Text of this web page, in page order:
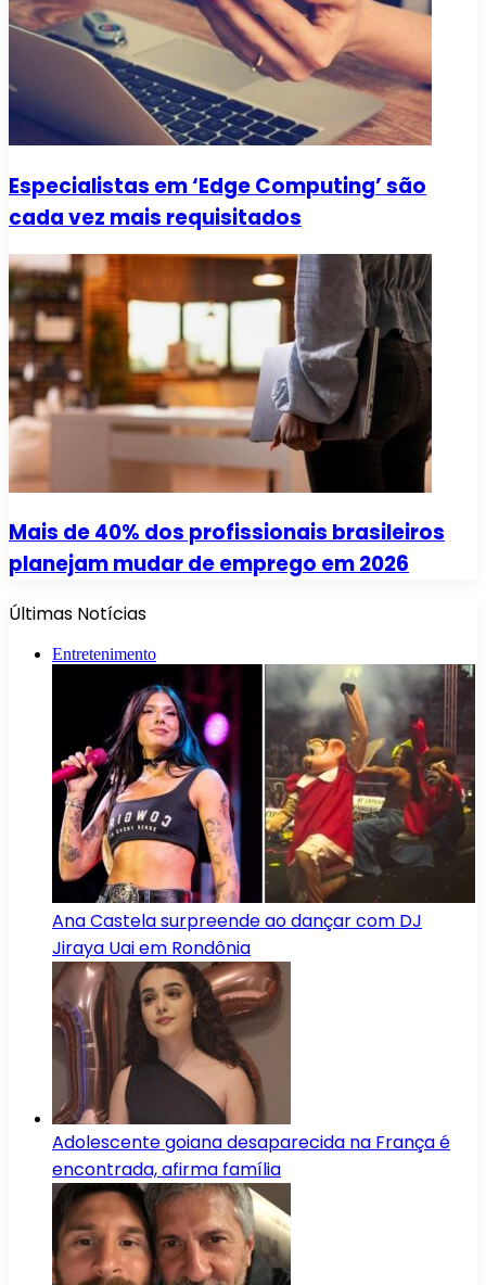
Especialistas em ‘Edge Computing’ são
cada vez mais requisitados
Mais de 40% dos profissionais brasileiros
planejam mudar de emprego em 2026
Últimas Notícias
Entretenimento
Ana Castela surpreende ao dançar com DJ
Jiraya Uai em Rondônia
Adolescente goiana desaparecida na França é
encontrada, afirma família